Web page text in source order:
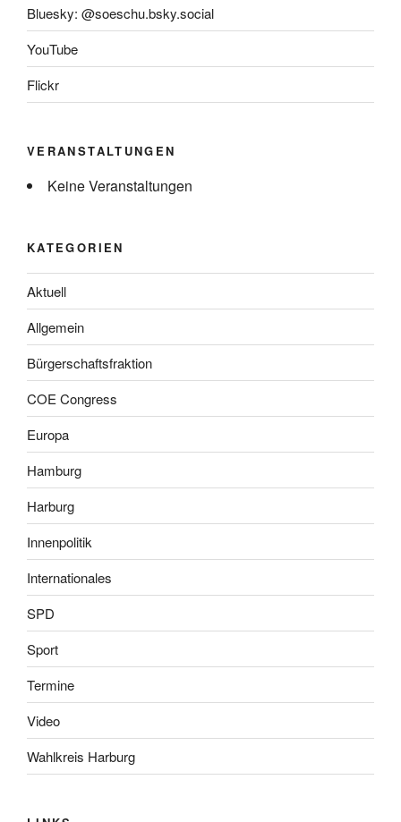
Bluesky: @soeschu.bsky.social
YouTube
Flickr
VERANSTALTUNGEN
Keine Veranstaltungen
KATEGORIEN
Aktuell
Allgemein
Bürgerschaftsfraktion
COE Congress
Europa
Hamburg
Harburg
Innenpolitik
Internationales
SPD
Sport
Termine
Video
Wahlkreis Harburg